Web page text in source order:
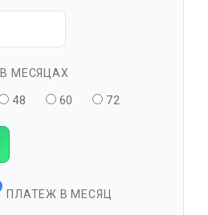
МЕСЯЦАХ
48 60 72
ПЛАТЕЖ В МЕСЯЦ